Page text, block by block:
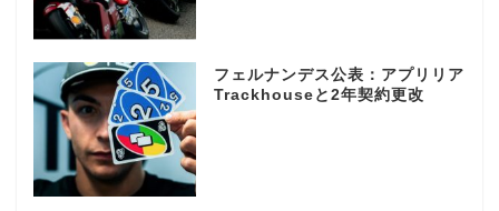
フェルナンデス公表：アプリリア
Trackhouseと2年契約更改